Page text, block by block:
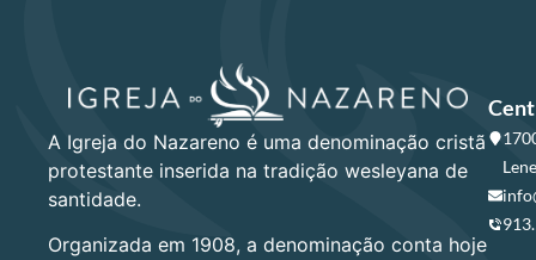
A Igreja do Nazareno é uma denominação cristã
protestante inserida na tradição wesleyana de
santidade.
Organizada em 1908, a denominação conta hoje